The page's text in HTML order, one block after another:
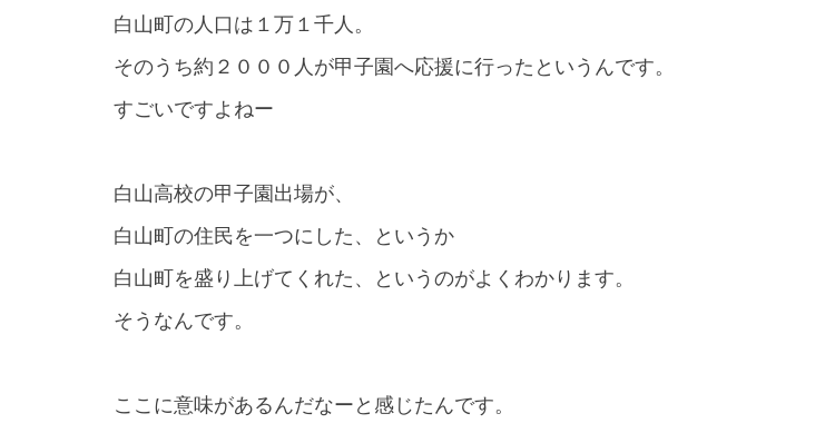
白山町の人口は１万１千人。
そのうち約２０００人が甲子園へ応援に行ったというんです。
すごいですよねー
白山高校の甲子園出場が、
白山町の住民を一つにした、というか
白山町を盛り上げてくれた、というのがよくわかります。
そうなんです。
ここに意味があるんだなーと感じたんです。